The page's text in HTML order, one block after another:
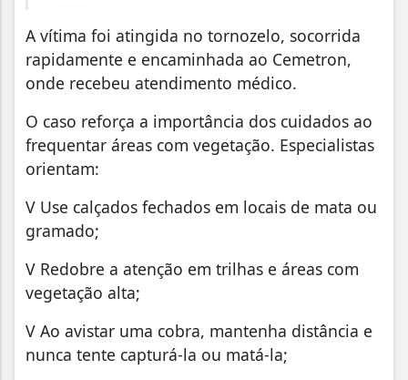
A vítima foi atingida no tornozelo, socorrida
rapidamente e encaminhada ao Cemetron,
onde recebeu atendimento médico.
O caso reforça a importância dos cuidados ao
frequentar áreas com vegetação. Especialistas
orientam:
V Use calçados fechados em locais de mata ou
gramado;
V Redobre a atenção em trilhas e áreas com
vegetação alta;
V Ao avistar uma cobra, mantenha distância e
nunca tente capturá-la ou matá-la;